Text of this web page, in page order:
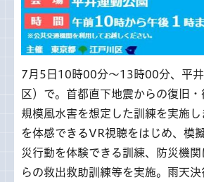
7月5日10時00分～13時00分、平井
区）で。首都直下地震からの復旧
規模風水害を想定した訓練を実施
を体感できるVR視聴をはじめ、模
災行動を体験できる訓練、防災機
らの救出救助訓練等を実施。雨天決